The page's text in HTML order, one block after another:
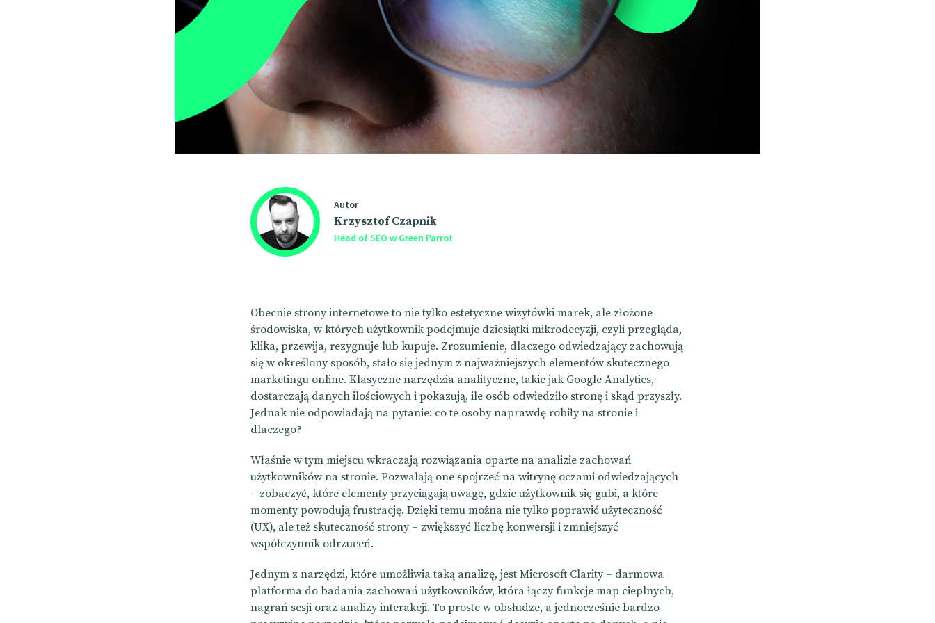
Autor
Krzysztof Czapnik
Head of SEO w Green Parrot
Obecnie strony internetowe to nie tylko estetyczne wizytówki marek, ale złożone
środowiska, w których użytkownik podejmuje dziesiątki mikrodecyzji, czyli przegląda,
klika, przewija, rezygnuje lub kupuje. Zrozumienie, dlaczego odwiedzający zachowują
się w określony sposób, stało się jednym z najważniejszych elementów skutecznego
marketingu online. Klasyczne narzędzia analityczne, takie jak Google Analytics,
dostarczają danych ilościowych i pokazują, ile osób odwiedziło stronę i skąd przyszły.
Jednak nie odpowiadają na pytanie: co te osoby naprawdę robiły na stronie i
dlaczego?
Właśnie w tym miejscu wkraczają rozwiązania oparte na analizie zachowań
użytkowników na stronie. Pozwalają one spojrzeć na witrynę oczami odwiedzających
– zobaczyć, które elementy przyciągają uwagę, gdzie użytkownik się gubi, a które
momenty powodują frustrację. Dzięki temu można nie tylko poprawić użyteczność
(UX), ale też skuteczność strony – zwiększyć liczbę konwersji i zmniejszyć
współczynnik odrzuceń.
Jednym z narzędzi, które umożliwia taką analizę, jest Microsoft Clarity – darmowa
platforma do badania zachowań użytkowników, która łączy funkcje map cieplnych,
nagrań sesji oraz analizy interakcji. To proste w obsłudze, a jednocześnie bardzo